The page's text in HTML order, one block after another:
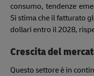
consumo, tendenze
Si stima che il fatturato
dollari entro il 2028,
Crescita del
Questo settore è in